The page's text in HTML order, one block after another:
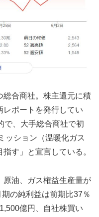
総合商社。株主還元に積
レポートを発行してい
で、大手総合商社で初
ッション（温暖化ガス
す」と宣言している。
原油、ガス権益生産量が
の純利益は前期比37％
億円、自社株買い